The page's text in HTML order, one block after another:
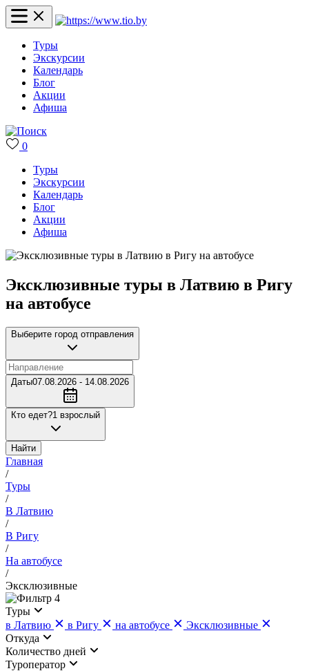
Туры
Экскурсии
Календарь
Блог
Акции
Афиша
0
Туры
Экскурсии
Календарь
Блог
Акции
Афиша
Эксклюзивные туры в Латвию в Ригу
на автобусе
Выберите город отправления
Даты07.08.2026 - 14.08.2026
Кто едет?1 взрослый
Найти
Главная
/
Туры
/
В Латвию
/
В Ригу
/
На автобусе
/
Эксклюзивные
4
Туры
в Латвию
в Ригу на автобусе
Эксклюзивные
Откуда
Количество дней
Туроператор